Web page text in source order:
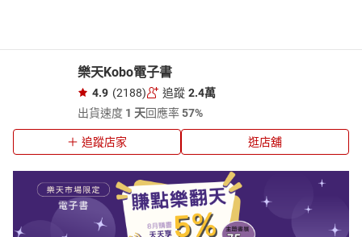
樂天Kobo電子書
4.9 (2188) 追蹤 2.4萬
出貨速度 1 天回應率57%
追蹤店家 逛店舖